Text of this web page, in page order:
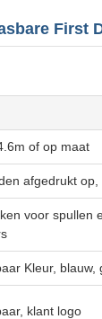
First
of op maat
afgedrukt
voor spullen
Kleur,
klant logo